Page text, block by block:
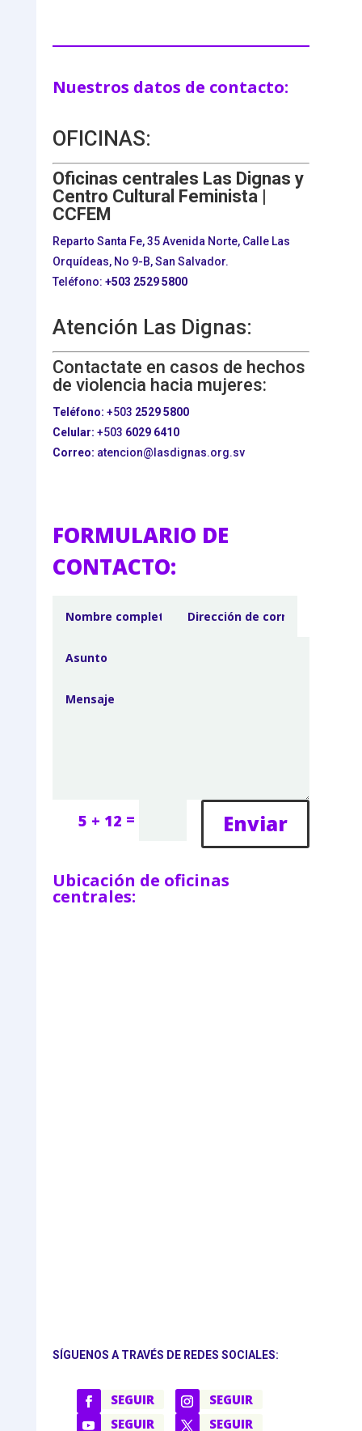
Nuestros datos de contacto:
OFICINAS:
Oficinas centrales Las Dignas y
Centro Cultural Feminista |
CCFEM
Reparto Santa Fe, 35 Avenida Norte, Calle Las
Orquídeas, No 9-B, San Salvador.
Teléfono: +503 2529 5800
Atención Las Dignas:
Contactate en casos de hechos
de violencia hacia mujeres:
Teléfono: +503 2529 5800
Celular: +503 6029 6410
Correo: atencion@lasdignas.org.sv
FORMULARIO DE
CONTACTO:
5 + 12 = Enviar
Ubicación de oficinas
centrales:
SÍGUENOS A TRAVÉS DE REDES SOCIALES:
SEGUIR
SEGUIR
SEGUIR
SEGUIR